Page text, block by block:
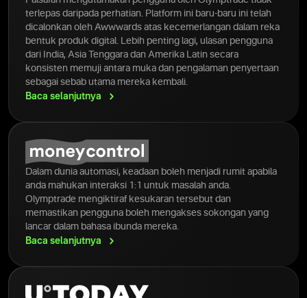
terlepas daripada perhatian. Platform ini baru-baru ini telah
dicalonkan oleh Awwwards atas kecemerlangan dalam reka
bentuk produk digital. Lebih penting lagi, ulasan pengguna
dari India, Asia Tenggara dan Amerika Latin secara
konsisten memuji antara muka dan pengalaman penyertaan
sebagai sebab utama mereka kembali.
Baca selanjutnya
Dalam dunia automasi, keadaan boleh menjadi rumit apabila
anda mahukan interaksi 1:1 untuk masalah anda.
Olymptrade mengiktiraf kesukaran tersebut dan
memastikan pengguna boleh mengakses sokongan yang
lancar dalam bahasa ibunda mereka.
Baca selanjutnya